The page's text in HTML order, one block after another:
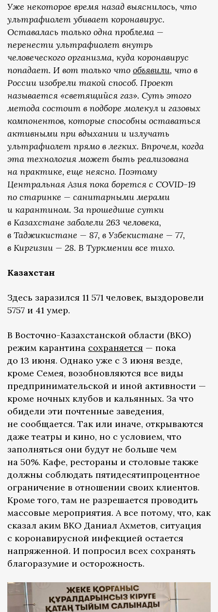
Уже некоторое время назад выяснилось, что
ультрафиолет убивает коронавирус.
Оставалась только одна проблема —
перенести ультрафиолет внутрь
человеческого организма, куда коронавирус
попадает. И вот только что объявили, что в
России изобрели такой способ. Проект
называется «светящийся газ». Суть этого
метода состоит в подборе молекул и газовых
компонентов, которые способны оставаться
активными при вдыхании и излучать
ультрафиолет прямо в легких. Впрочем, когда
эта технология может быть реализована
на практике, еще неясно. Поэтому
Центральная Азия пока борется с COVID-19
по старинке — санитарными мерами
и карантином. За прошедшие сутки
в Казахстане заболели 263 человека,
в Таджикистане — 87, в Узбекистане — 77,
в Киргизии — 28. В Туркмении все тихо.
Казахстан
Здесь заразился 11 571 человек, выздоровели
5757 и 41 умер.
В Восточно-Казахстанской области (ВКО)
режим карантина сохраняется — пока
до 13 июня. Однако уже с 3 июня везде,
кроме Семея, возобновляются все виды
предпринимательской и иной активности —
кроме ночных клубов и кальянных. За что
обидели эти почтенные заведения,
не сообщается. Так или иначе, открываются
даже театры и кино, но с условием, что
заполняться они будут не больше чем
на 50%. Кафе, рестораны и столовые также
должны соблюдать пятидесятипроцентное
ограничение в отношении своих клиентов.
Кроме того, там не разрешается проводить
массовые мероприятия. А все потому, что, как
сказал аким ВКО Даниал Ахметов, ситуация
с коронавирусной инфекцией остается
напряженной. И попросил всех сохранять
благоразумие и осторожность.